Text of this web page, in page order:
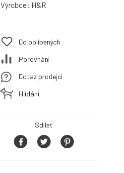
Výrobce: H&R
Do oblíbených
Porovnání
Dotaz prodejci
Hlídání
Sdílet